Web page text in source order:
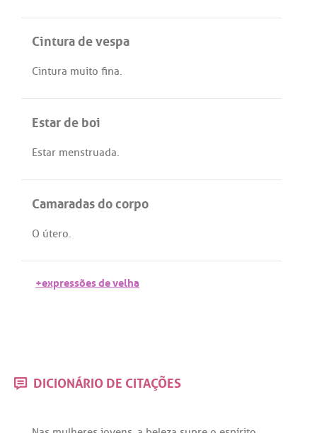
Cintura de vespa
Cintura muito fina.
Estar de boi
Estar menstruada.
Camaradas do corpo
O útero.
+expressões de velha
DICIONÁRIO DE CITAÇÕES